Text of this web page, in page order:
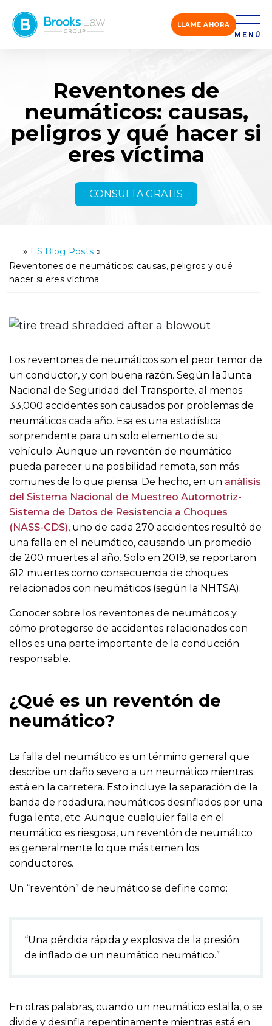
LLAME AHORA
MENÚ
Reventones de
neumáticos: causas,
peligros y qué hacer si
eres víctima
CONSULTA GRATIS
ci
o
» ES Blog Posts »
Reventones de neumáticos: causas, peligros y qué
hacer si eres víctima
Los reventones de neumáticos son el peor temor de
un conductor, y con buena razón. Según la Junta
Nacional de Seguridad del Transporte, al menos
33,000 accidentes son causados por problemas de
neumáticos cada año. Esa es una estadística
sorprendente para un solo elemento de su
vehículo. Aunque un reventón de neumático
pueda parecer una posibilidad remota, son más
comunes de lo que piensa. De hecho, en un análisis
del Sistema Nacional de Muestreo Automotriz-
Sistema de Datos de Resistencia a Choques
(NASS-CDS), uno de cada 270 accidentes resultó de
una falla en el neumático, causando un promedio
de 200 muertes al año. Solo en 2019, se reportaron
612 muertes como consecuencia de choques
relacionados con neumáticos (según la NHTSA).
Conocer sobre los reventones de neumáticos y
cómo protegerse de accidentes relacionados con
ellos es una parte importante de la conducción
responsable.
¿Qué es un reventón de
neumático?
La falla del neumático es un término general que
describe un daño severo a un neumático mientras
está en la carretera. Esto incluye la separación de la
banda de rodadura, neumáticos desinflados por una
fuga lenta, etc. Aunque cualquier falla en el
neumático es riesgosa, un reventón de neumático
es generalmente lo que más temen los
conductores.
Un “reventón” de neumático se define como:
“Una pérdida rápida y explosiva de la presión
de inflado de un neumático neumático.”
En otras palabras, cuando un neumático estalla, o se
divide y desinfla repentinamente mientras está en